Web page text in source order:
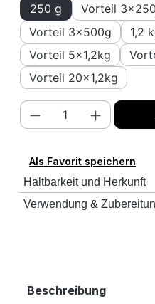
250 g
Vorteil
Vorteil 3x500g
1,2
Vorteil 5x1,2kg
Vorteil 20x1,2kg
Produkt Anzahl:
Als Favorit speichern
Haltbarkeit und Herkunft
Verwendung &
Beschreibung